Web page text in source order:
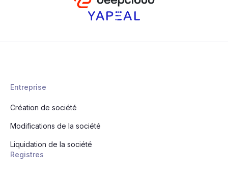
Entreprise
Création de société
Modifications de la société
Liquidation de la société
Registres